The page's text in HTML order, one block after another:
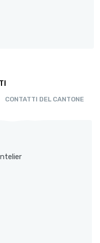
CONTATTI DEL CANTONE